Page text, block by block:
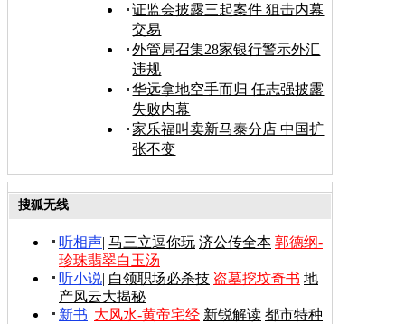
证监会披露三起案件 狙击内幕
交易
外管局召集28家银行警示外汇
违规
华远拿地空手而归 任志强披露
失败内幕
家乐福叫卖新马泰分店 中国扩
张不变
搜狐无线
听相声| 马三立逗你玩 济公传全本 郭德纲-
珍珠翡翠白玉汤
听小说| 白领职场必杀技 盗墓挖坟奇书 地
产风云大揭秘
新书| 大风水-黄帝宅经 新锐解读 都市特种